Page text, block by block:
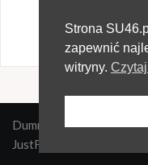
Dumnie wspierane przez
JustFreeThemes.
Strona
zapewnić
witryny.